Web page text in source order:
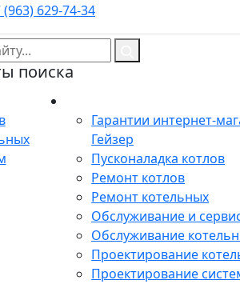
(963) 629-74-34
поиска
Гарантии интернет-
Гейзер
Пусконаладка котлов
Ремонт котлов
Ремонт котельных
Обслуживание и
Обслуживание
Проектирование
Проектирование